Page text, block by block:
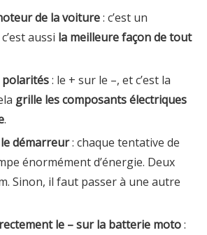
de la voiture: c’est un
aussi la meilleure façon de tout
polarités: le + sur le –, et c’est la
grille les composants électriques
.
démarreur: chaque tentative de
énormément d’énergie. Deux
Sinon, il faut passer à une autre
le – sur la batterie moto: